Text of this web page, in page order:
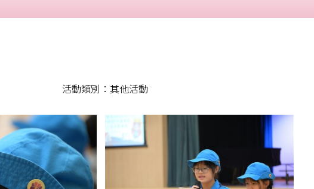
活動類別：其他活動